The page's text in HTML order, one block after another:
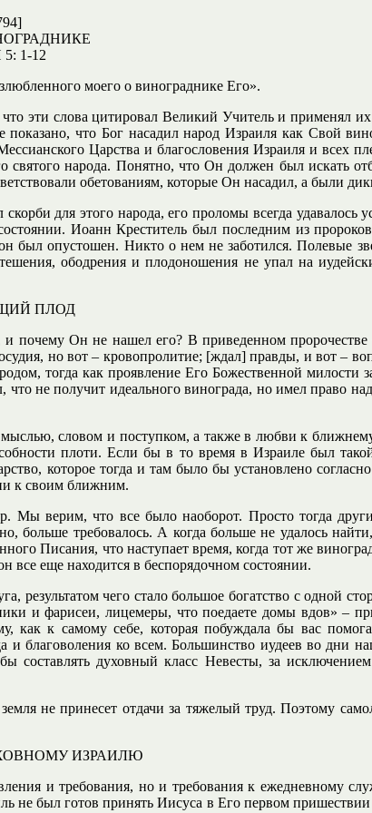
1-12
моего о винограднике Его».
эти слова цитировал Великий Учитель и применял их
что Бог насадил народ Израиля как Свой
Царства и благословения Израиля и всех
народа. Понятно, что Он должен был искать
обетованиям, которые Он насадил, а были
для этого народа, его проломы всегда удавалось
Иоанн Креститель был последним из
был опустошен. Никто о нем не заботился. Полевые
ободрения и плодоношения не упал на
ПЛОД
почему Он не нашел его? В приведенном
но вот – кровопролитие; [ждал] правды, и вот –
тогда как проявление Его Божественной милости
не получит идеального винограда, но имел право
словом и поступком, а также в любви к
плоти. Если бы в то время в Израиле был
которое тогда и там было бы установлено
к своим ближним.
верим, что все было наоборот. Просто тогда
требовалось. А когда больше не удалось
Писания, что наступает время, когда тот же
все еще находится в беспорядочном состоянии.
результатом чего стало большое богатство с одной
и фарисеи, лицемеры, что поедаете домы вдов» –
к самому себе, которая побуждала бы вас
и благоволения ко всем. Большинство иудеев во дни
духовный класс Невесты, за
не принесет отдачи за тяжелый труд. Поэтому
ИЗРАИЛЮ
и требования, но и требования к ежедневному
был готов принять Иисуса в Его первом пришествии